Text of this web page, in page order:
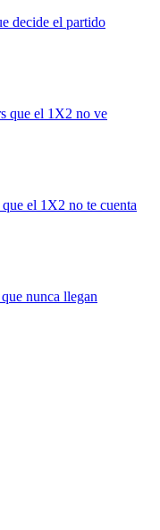
decide el partido
que el 1X2 no ve
el 1X2 no te cuenta
nunca llegan